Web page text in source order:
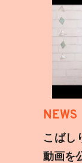
NEWS
こばし
動画を